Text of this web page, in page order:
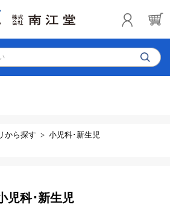
から探す 小児科･新生児
児科･新生児